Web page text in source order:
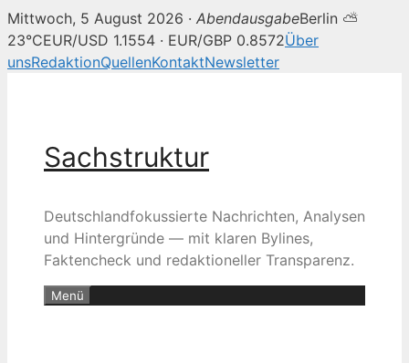
Mittwoch, 5 August 2026 · AbendausgabeBerlin ⛅
23°CEUR/USD 1.1554 · EUR/GBP 0.8572Über
unsRedaktionQuellenKontaktNewsletter
Sachstruktur
Deutschlandfokussierte Nachrichten, Analysen
und Hintergründe — mit klaren Bylines,
Faktencheck und redaktioneller Transparenz.
Menü